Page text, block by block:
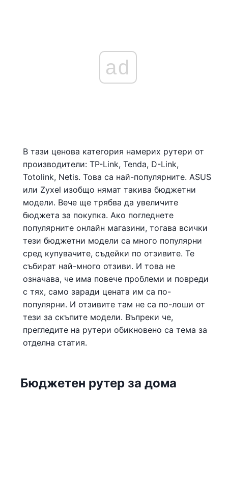
ad
В тази ценова категория намерих рутери от
производители: TP-Link, Tenda, D-Link,
Totolink, Netis. Това са най-популярните. ASUS
или Zyxel изобщо нямат такива бюджетни
модели. Вече ще трябва да увеличите
бюджета за покупка. Ако погледнете
популярните онлайн магазини, тогава всички
тези бюджетни модели са много популярни
сред купувачите, съдейки по отзивите. Те
събират най-много отзиви. И това не
означава, че има повече проблеми и повреди
с тях, само заради цената им са по-
популярни. И отзивите там не са по-лоши от
тези за скъпите модели. Въпреки че,
прегледите на рутери обикновено са тема за
отделна статия.
Бюджетен рутер за дома